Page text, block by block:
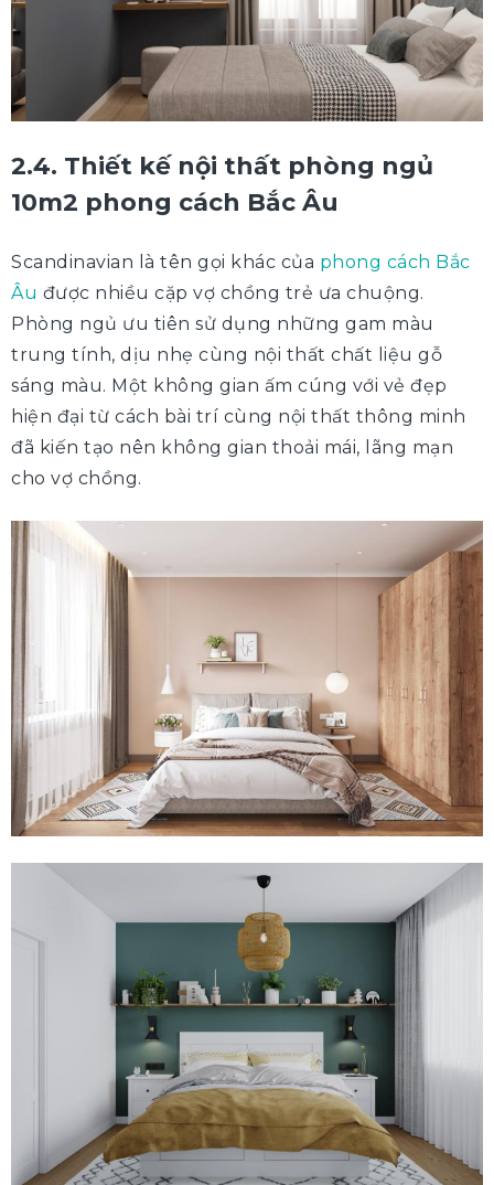
2.4. Thiết kế nội thất phòng ngủ
10m2 phong cách Bắc Âu
Scandinavian là tên gọi khác của phong cách Bắc
Âu được nhiều cặp vợ chồng trẻ ưa chuộng.
Phòng ngủ ưu tiên sử dụng những gam màu
trung tính, dịu nhẹ cùng nội thất chất liệu gỗ
sáng màu. Một không gian ấm cúng với vẻ đẹp
hiện đại từ cách bài trí cùng nội thất thông minh
đã kiến tạo nên không gian thoải mái, lãng mạn
cho vợ chồng.